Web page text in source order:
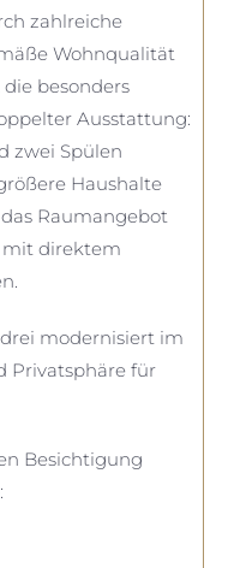
zahlreiche
Wohnqualität
besonders
Ausstattung:
zwei Spülen
Haushalte
Raumangebot
mit direktem
modernisiert im
Privatsphäre für
Besichtigung